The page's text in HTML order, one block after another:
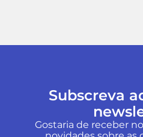
Subscreva
Gostaria de receber